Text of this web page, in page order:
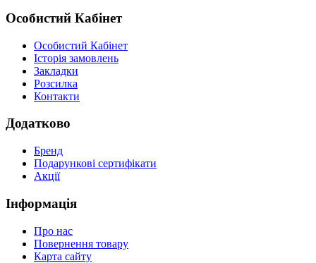
Особистий Кабінет
Особистий Кабінет
Історія замовлень
Закладки
Розсилка
Контакти
Додатково
Бренд
Подарункові сертифікати
Акції
Інформація
Про нас
Повернення товару
Карта сайту